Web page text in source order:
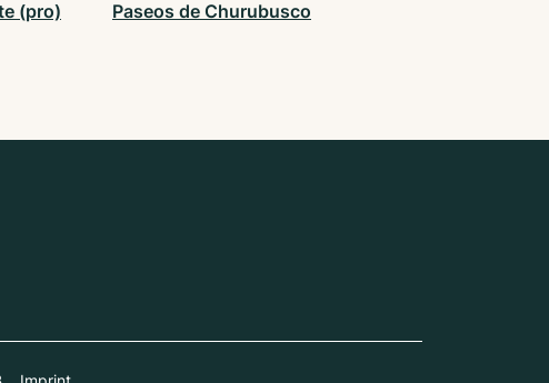
(pro) Paseos de Churubusco